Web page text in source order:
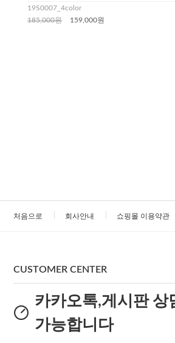
19S0007_4color
185,000원
159,000원
처음으로 회사안내 쇼핑몰 이용약관
CUSTOMER CENTER
카카오톡,게시판 상
가능합니다